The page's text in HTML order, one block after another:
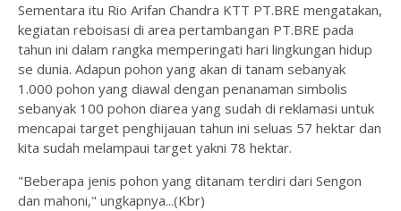
Sementara itu Rio Arifan Chandra KTT PT.BRE mengatakan,
kegiatan reboisasi di area pertambangan PT.BRE pada
tahun ini dalam rangka memperingati hari lingkungan hidup
se dunia. Adapun pohon yang akan di tanam sebanyak
1.000 pohon yang diawal dengan penanaman simbolis
sebanyak 100 pohon diarea yang sudah di reklamasi untuk
mencapai target penghijauan tahun ini seluas 57 hektar dan
kita sudah melampaui target yakni 78 hektar.
"Beberapa jenis pohon yang ditanam terdiri dari Sengon
dan mahoni," ungkapnya...(Kbr)